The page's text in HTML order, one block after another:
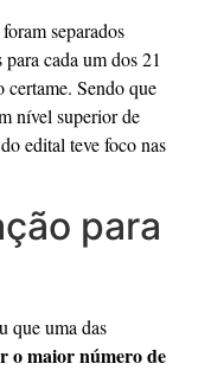
separados
cada um dos 21
certame. Sendo que
nível superior de
edital teve foco nas
para
que uma das
o maior número de